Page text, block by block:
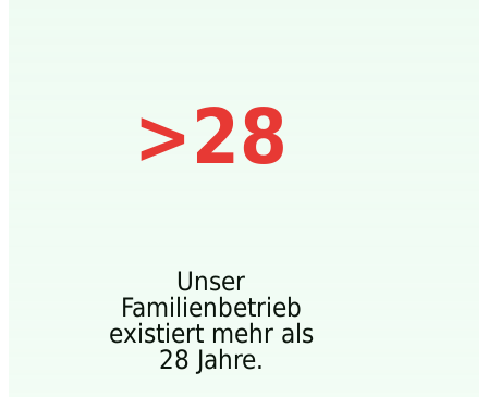
>28
Unser
Familienbetrieb
existiert mehr als
28 Jahre.